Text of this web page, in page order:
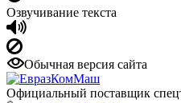
Озвучивание текста
Обычная версия сайта
Официальный поставщик